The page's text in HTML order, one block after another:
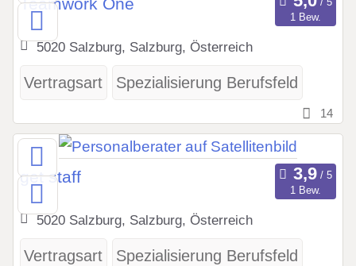
1 Bew.
5020 Salzburg, Salzburg, Österreich
Vertragsart Spezialisierung Berufsfeld
14
get staff
1 Bew.
5020 Salzburg, Salzburg, Österreich
Vertragsart Spezialisierung Berufsfeld